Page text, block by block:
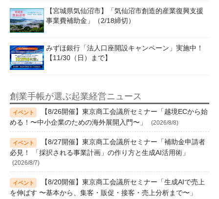
【宮城県気仙沼市】「気仙沼市創造的産業復興支援
事業費補助金」（2/18締切）
みずほ銀行「法人口座開設キャンペーン」実施中！
【11/30（日）まで】
創業手帳が選ぶ起業経営ニュース
【8/26開催】東京商工会議所セミナー「越境ECから始
める！〜中小企業のための海外展開入門〜」
(2026/8/8)
【8/27開催】東京商工会議所セミナー「補助金申請者
必見！ 「採択される事業計画」の作り方と生成AI活用術」
(2026/8/7)
【8/20開催】東京商工会議所セミナー「生成AIで売上
を伸ばす 〜基本から、集客・販促・接客・売上分析まで〜」